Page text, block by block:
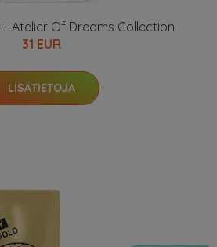
Atelier Of Dreams Collection
31 EUR
LISÄTIETOJA